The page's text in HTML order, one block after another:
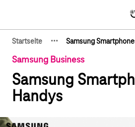
Startseite
Zeige verborgene
··· Samsung
Samsung Business
Samsung
Handys